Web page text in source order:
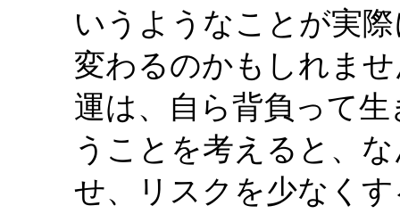
いうようなことが実
変わるのかもしれま
運は、自ら背負って
うことを考えると、
せ、リスクを少なく